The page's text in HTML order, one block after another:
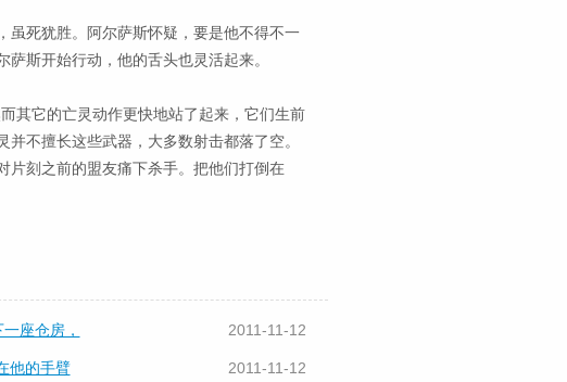
虽死犹胜。阿尔萨斯怀疑，要是他不得不一
斯开始行动，他的舌头也灵活起来。
其它的亡灵动作更快地站了起来，它们生前
不擅长这些武器，大多数射击都落了空。
片刻之前的盟友痛下杀手。把他们打倒在
座仓房， 2011-11-12
他的手臂 2011-11-12